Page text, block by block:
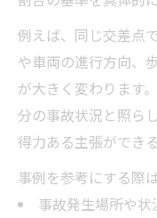
例えば、同じ交差点
や車両の進行方向、
が大きく変わります
分の事故状況と照ら
得力ある主張ができ
事例を参考にする際は
事故発生場所や